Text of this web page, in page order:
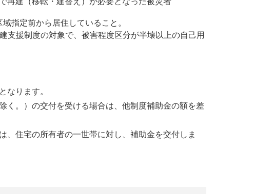
指定前から居住していること。
支援制度の対象で、被害程度区分が半壊以上の自己用
なります。
く。）の交付を受ける場合は、他制度補助金の額を差
住宅の所有者の一世帯に対し、補助金を交付しま